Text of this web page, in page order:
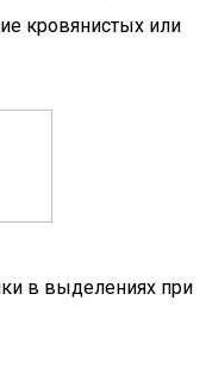
кровянистых или
в выделениях при